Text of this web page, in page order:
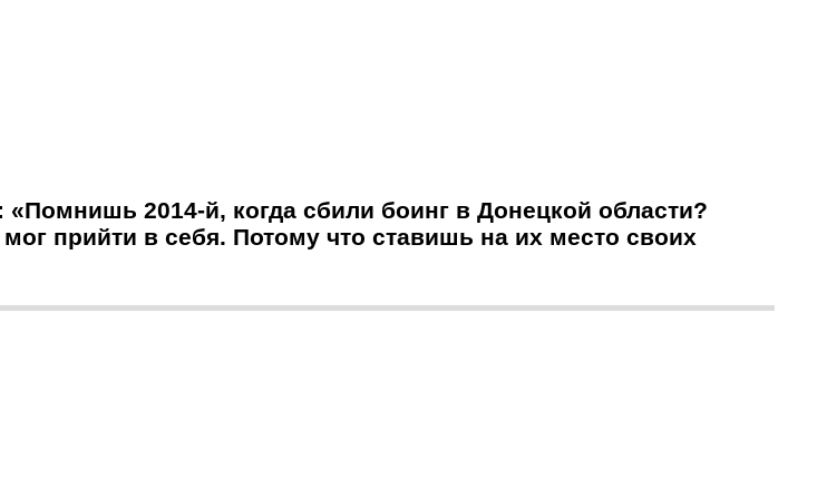
2014-й, когда сбили боинг в Донецкой области?
прийти в себя. Потому что ставишь на их место своих